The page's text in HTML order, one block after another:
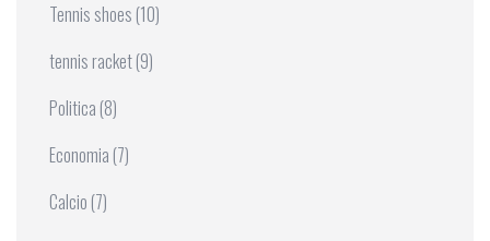
Tennis shoes (10)
tennis racket(9)
Politica (8)
Economia (7)
Calcio (7)